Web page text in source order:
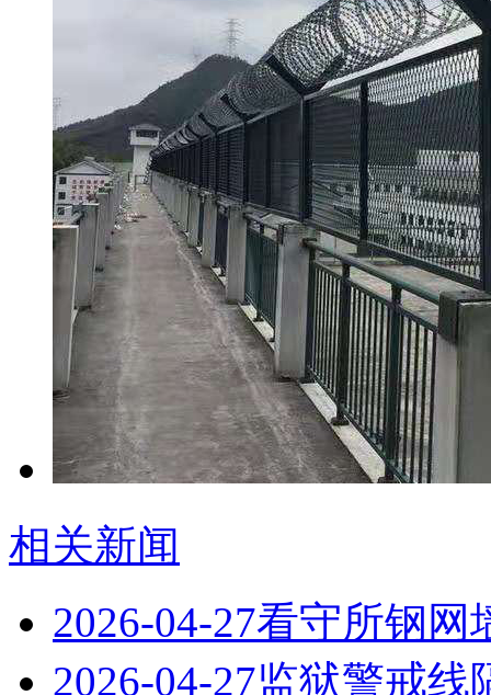
相关新闻
2026-04-27看守所钢网
2026-04-27监狱警戒线